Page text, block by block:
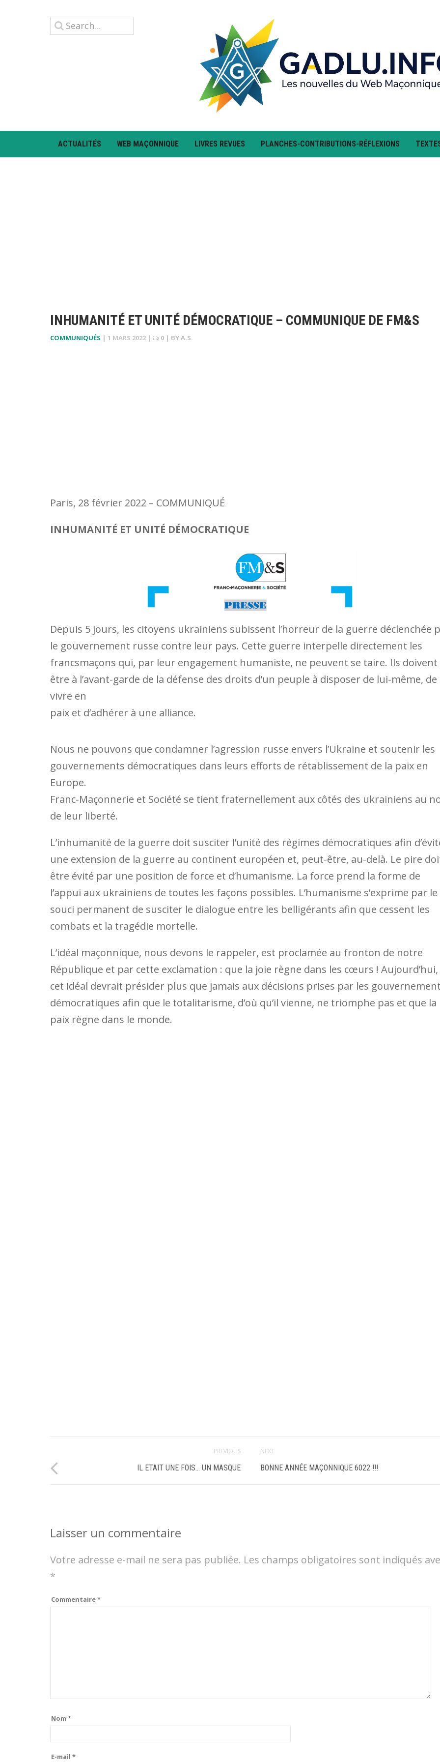
ACTUALITÉS WEB MAÇONNIQUE LIVRES REVUES PLANCHES-CONTRIBUTIONS-RÉFLEXIONS
INHUMANITÉ ET UNITÉ DÉMOCRATIQUE – COMMUNIQUE DE FM&S
COMMUNIQUÉS | 1 MARS 2022 | 0 | BYA.S.
Paris, 28 février 2022 – COMMUNIQUÉ
INHUMANITÉ ET UNITÉ DÉMOCRATIQUE
Depuis 5 jours, les citoyens ukrainiens subissent l’horreur de la guerre déclenchée
le gouvernement russe contre leur pays. Cette guerre interpelle directement les
francsmaçons qui, par leur engagement humaniste, ne peuvent se taire. Ils doivent
être à l’avant-garde de la défense des droits d’un peuple à disposer de lui-même, de
vivre en
paix et d’adhérer à une alliance.
Nous ne pouvons que condamner l’agression russe envers l’Ukraine et soutenir les
gouvernements démocratiques dans leurs efforts de rétablissement de la paix en
Europe.
Franc-Maçonnerie et Société se tient fraternellement aux côtés des ukrainiens au
de leur liberté.
L’inhumanité de la guerre doit susciter l’unité des régimes démocratiques afin
une extension de la guerre au continent européen et, peut-être, au-delà. Le pire
être évité par une position de force et d’humanisme. La force prend la forme de
l’appui aux ukrainiens de toutes les façons possibles. L’humanisme s’exprime par le
souci permanent de susciter le dialogue entre les belligérants afin que cessent les
combats et la tragédie mortelle.
L’idéal maçonnique, nous devons le rappeler, est proclamée au fronton de notre
République et par cette exclamation : que la joie règne dans les cœurs ! Aujourd’hui,
cet idéal devrait présider plus que jamais aux décisions prises par les
démocratiques afin que le totalitarisme, d’où qu’il vienne, ne triomphe pas et que la
paix règne dans le monde.
PREVIOUS
IL ETAIT UNE FOIS… UN MASQUE
NEXT
BONNE ANNÉE MAÇONNIQUE 6022 !!!
Laisser un commentaire
Votre adresse e-mail ne sera pas publiée. Les champs obligatoires sont indiqués
*
Commentaire*
Nom *
E-mail *